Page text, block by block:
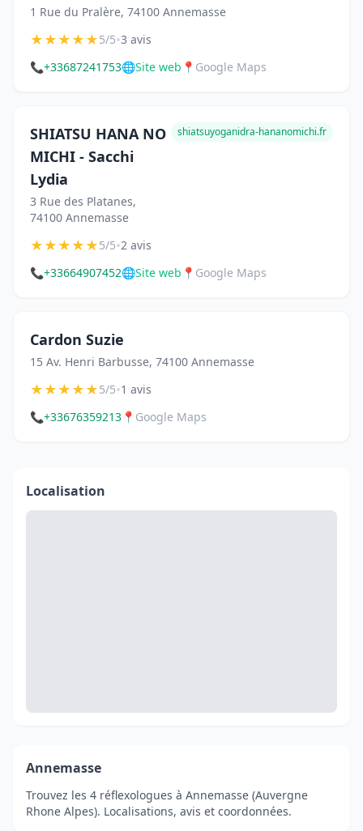
1 Rue du Pralère, 74100 Annemasse
★★★★★5/5•3 avis
📞+33687241753🌐Site web 📍 Google Maps
SHIATSU HANA NO
MICHI - Sacchi
Lydia
3 Rue des Platanes,
74100 Annemasse
shiatsuyoganidra-hananomichi.fr
★★★★★5/5•2 avis
📞+33664907452🌐Site web 📍 Google Maps
Cardon Suzie
15 Av. Henri Barbusse, 74100 Annemasse
★★★★★5/5•1 avis
📞+33676359213 📍 Google Maps
Localisation
Annemasse
Trouvez les 4 réflexologues à Annemasse (Auvergne
Rhone Alpes). Localisations, avis et coordonnées.